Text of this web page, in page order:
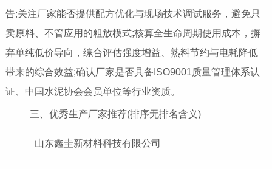
告;关注厂家能否提供配方优化与现场技术调试服务，避免只
卖原料、不管应用的粗放模式;核算全生命周期使用成本，摒
弃单纯低价导向，综合评估强度增益、熟料节约与电耗降低
带来的综合效益;确认厂家是否具备ISO9001质量管理体系认
证、中国水泥协会会员单位等行业资质。
三、优秀生产厂家推荐(排序无排名含义)
山东鑫圭新材料科技有限公司